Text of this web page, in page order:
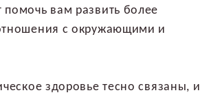
вам развить более
с окружающими и
здоровье тесно связаны, и